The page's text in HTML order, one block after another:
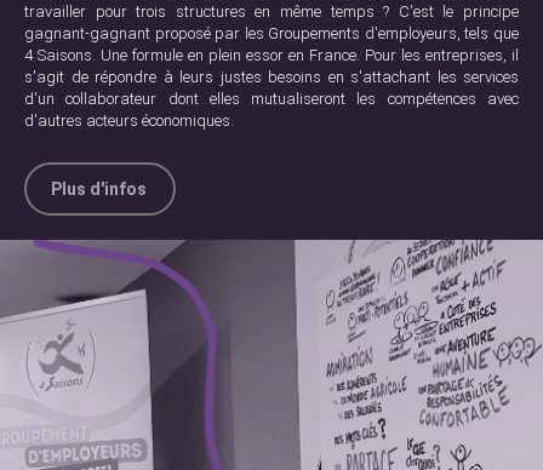
travailler pour trois structures en même temps ? C'est le principe
gagnant-gagnant proposé par les Groupements d'employeurs, tels que
4 Saisons. Une formule en plein essor en France. Pour les entreprises, il
s'agit de répondre à leurs justes besoins en s'attachant les services
d'un collaborateur dont elles mutualiseront les compétences avec
d'autres acteurs économiques.
Plus d'infos